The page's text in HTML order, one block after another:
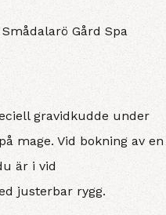
Gård Spa
gravidkudde under
mage. Vid bokning av en
är i vid
justerbar rygg.